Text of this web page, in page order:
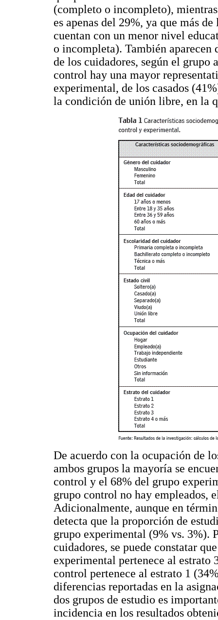
(completo o incompleto),
es apenas del 29%, ya que más
cuentan con un menor nivel
o incompleta). También
de los cuidadores, según el grupo
control hay una mayor
experimental, de los casados
la condición de unión libre, en la
De acuerdo con la ocupación de
ambos grupos la mayoría se
control y el 68% del grupo
grupo control no hay empleados,
Adicionalmente, aunque en
detecta que la proporción de
grupo experimental (9% vs. 3%).
cuidadores, se puede constatar
experimental pertenece al
control pertenece al estrato 1
diferencias reportadas en la
dos grupos de estudio es
incidencia en los resultados